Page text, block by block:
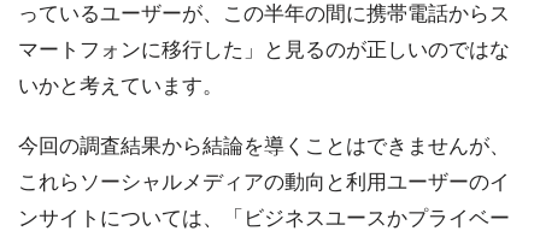
っているユーザーが、この半年の間に携帯電話からス
マートフォンに移行した」と見るのが正しいのではな
いかと考えています。
今回の調査結果から結論を導くことはできませんが、
これらソーシャルメディアの動向と利用ユーザーのイ
ンサイトについては、「ビジネスユースかプライベー